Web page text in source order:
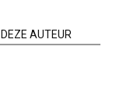
AUTEUR